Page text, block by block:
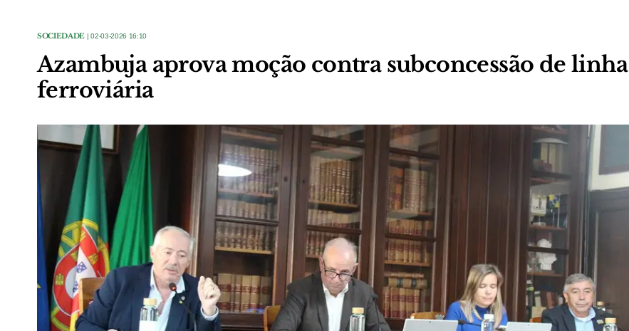
SOCIEDADE | 02-03-2026 16:10
Azambuja aprova moção contra subconcessão de linha
ferroviária